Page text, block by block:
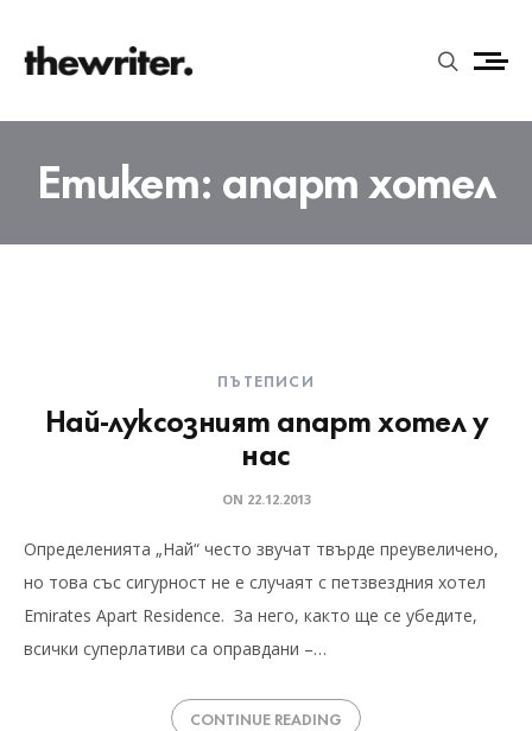
Етикет:апарт хотел
ПЪТЕПИСИ
Най-луксозният апарт хотел у
нас
ON 22.12.2013
Определенията „Най“ често звучат твърде преувеличено,
но това със сигурност не е случаят с петзвездния хотел
Emirates Apart Residence. За него, както ще се убедите,
всички суперлативи са оправдани –…
CONTINUE READING